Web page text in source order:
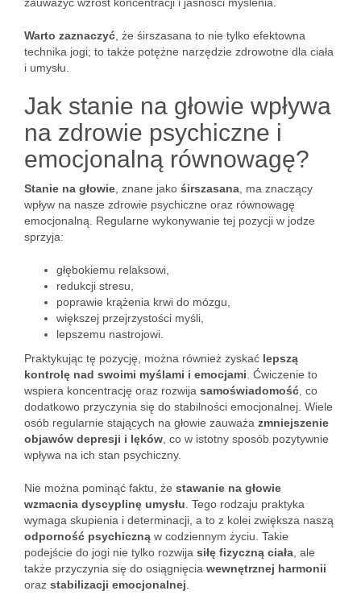
Warto zaznaczyć , że śirszasana to nie tylko efektowna
technika jogi; to także potężne narzędzie zdrowotne dla ciała
i umysłu.
Jak stanie na głowie wpływa
na zdrowie psychiczne i
emocjonalną równowagę?
Stanie na głowie , znane jako śirszasana , ma znaczący
wpływ na nasze zdrowie psychiczne oraz równowagę
emocjonalną. Regularne wykonywanie tej pozycji w jodze
sprzyja:
głębokiemu relaksowi,
redukcji stresu,
poprawie krążenia krwi do mózgu,
większej przejrzystości myśli,
lepszemu nastrojowi.
Praktykując tę pozycję, można również zyskać lepszą
kontrolę nad swoimi myślami i emocjami . Ćwiczenie to
wspiera koncentrację oraz rozwija samoświadomość , co
dodatkowo przyczynia się do stabilności emocjonalnej. Wiele
osób regularnie stających na głowie zauważa zmniejszenie
objawów depresji i lęków , co w istotny sposób pozytywnie
wpływa na ich stan psychiczny.
Nie można pominąć faktu, że stawanie na głowie
wzmacnia dyscyplinę umysłu . Tego rodzaju praktyka
wymaga skupienia i determinacji, a to z kolei zwiększa naszą
odporność psychiczną w codziennym życiu. Takie
podejście do jogi nie tylko rozwija siłę fizyczną ciała , ale
także przyczynia się do osiągnięcia wewnętrznej harmonii
oraz stabilizacji emocjonalnej